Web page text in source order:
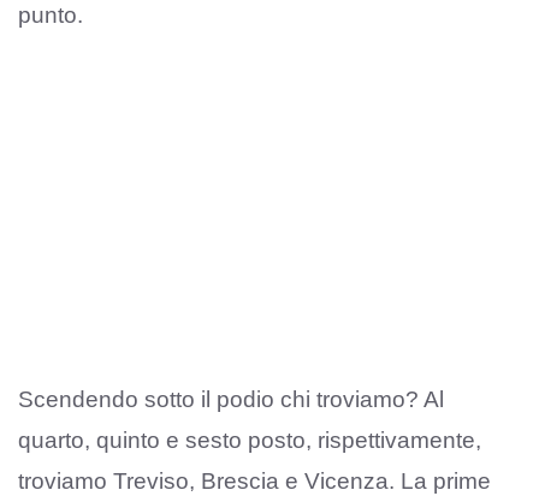
punto.
Scendendo sotto il podio chi troviamo? Al
quarto, quinto e sesto posto, rispettivamente,
troviamo Treviso, Brescia e Vicenza. La prime